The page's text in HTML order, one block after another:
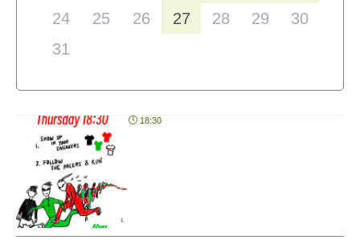
24
25 26 27 28 29
30
31
18:30